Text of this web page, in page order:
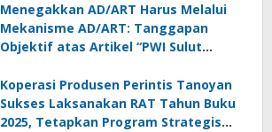
Menegakkan AD/ART Harus Melalui
Mekanisme AD/ART: Tanggapan
Objektif atas Artikel “PWI Sulut
Melanggar Aturan”
Koperasi Produsen Perintis Tanoyan
Sukses Laksanakan RAT Tahun Buku
2025, Tetapkan Program Strategis